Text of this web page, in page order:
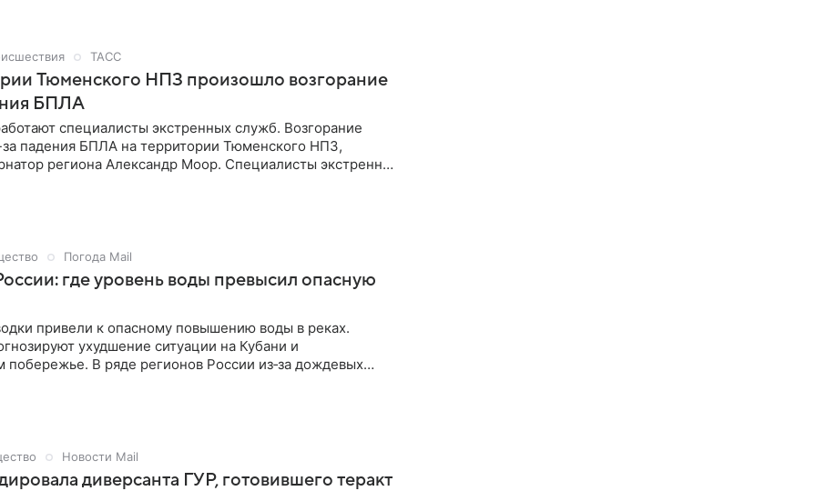
ТАСС
Тюменского НПЗ произошло возгорание
БПЛА
специалисты экстренных служб. Возгорание
падения БПЛА на территории Тюменского НПЗ,
региона Александр Моор. Специалисты экстренных
Погода Mail
где уровень воды превысил опасную
привели к опасному повышению воды в реках.
ухудшение ситуации на Кубани и
В ряде регионов России из‑за дождевых
Новости Mail
диверсанта ГУР, готовившего теракт